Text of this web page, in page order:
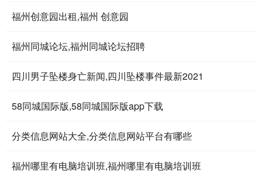
福州创意园出租,福州 创意园
福州同城论坛,福州同城论坛招聘
四川男子坠楼身亡新闻,四川坠楼事件最新2021
58同城国际版,58同城国际版app下载
分类信息网站大全,分类信息网站平台有哪些
福州哪里有电脑培训班,福州哪里有电脑培训班